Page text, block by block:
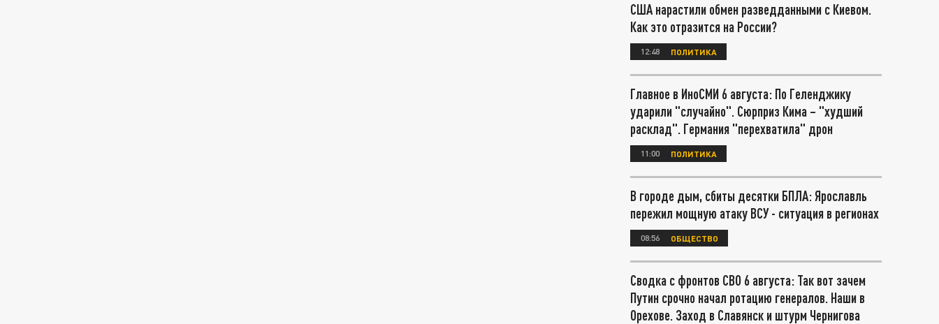
США нарастили обмен разведданными с Киевом.
Как это отразится на России?
12:48 ПОЛИТИКА
Главное в ИноСМИ 6 августа: По Геленджику
ударили "случайно". Сюрприз Кима – "худший
расклад". Германия "перехватила" дрон
11:00 ПОЛИТИКА
В городе дым, сбиты десятки БПЛА: Ярославль
пережил мощную атаку ВСУ - ситуация в регионах
08:56 ОБЩЕСТВО
Сводка с фронтов СВО 6 августа: Так вот зачем
Путин срочно начал ротацию генералов. Наши в
Орехове. Заход в Славянск и штурм Чернигова